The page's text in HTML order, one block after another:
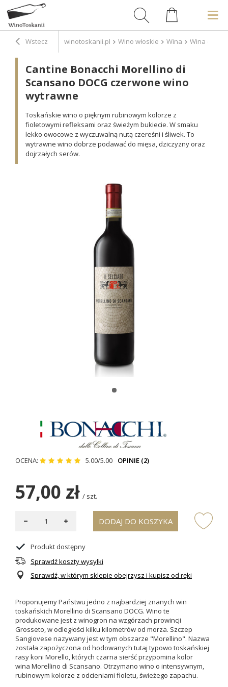
Wstecz winotoskanii.pl Wino włoskie Wina Wina
Cantine Bonacchi Morellino di
Scansano DOCG czerwone wino
wytrawne
Toskańskie wino o pięknym rubinowym kolorze z
fioletowymi refleksami oraz świeżym bukiecie. W smaku
lekko owocowe z wyczuwalną nutą czereśni i śliwek. To
wytrawne wino dobrze podawać do mięsa, dziczyzny oraz
dojrzałych serów.
OCENA: 5.00/5.00 OPINIE (2)
57,00 zł / szt.
DODAJ DO KOSZYKA
Produkt dostępny
Sprawdź koszty wysyłki
Sprawdź, w którym sklepie obejrzysz i kupisz od ręki
Proponujemy Państwu jedno z najbardziej znanych win
toskańskich Morellino di Scansano DOCG. Wino te
produkowane jest z winogron na wzgórzach prowincji
Grosseto, w odległości kilku kilometrów od morza. Szczep
Sangiovese nazywany jest w tym obszarze "Morellino". Nazwa
została zapożyczona od hodowanych tutaj typowo toskańskiej
rasy koni Morello, których czarna sierść przypomina kolor
wina Morellino di Scansano. Otrzymano wino o intensywnym,
rubinowym kolorze z odcieniami fioletu, świeżego zapachu.